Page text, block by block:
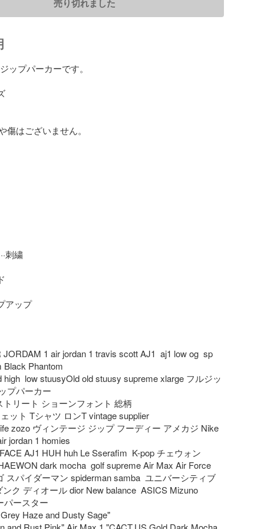
売り切れました
ップパーカーです。
傷はございません。
刺繍
アップ
1 air jordan 1 travis scott AJ1  aj1 low og  sp
Black Phantom
high  low stuusyOld old stuusy supreme xlarge フルジッ
プパーカー
トリート ショーンフォント 総柄
ット Tシャツ ロンT vintage supplier
zozo ヴィンテージ ジップ フーディー アメカジ Nike
jordan 1 homies
AJ1 HUH huh Le Sserafim  K-pop チェウォン
dark mocha  golf supreme Air Max Air Force
スパイダーマン spiderman samba  ユニバーシティブ
ク ディオール dior New balance  ASICS Mizuno
パースター
Haze and Dusty Sage"